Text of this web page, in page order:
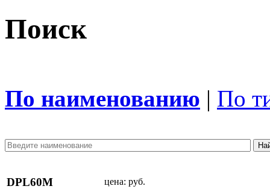
Поиск
По наименованию | По
DPL60M цена: руб.